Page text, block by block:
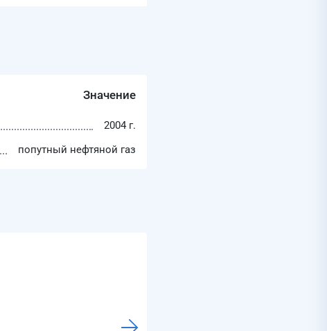
Значение
2004 г.
попутный нефтяной газ